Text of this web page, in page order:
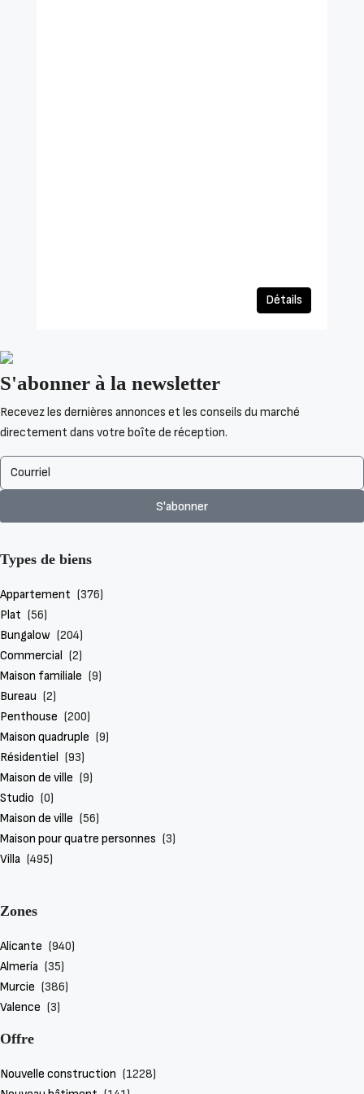
Détails
Hacienda del Alamo, Fuente Álamo
€662,948
3 2 146 m²
Villa à Fuente Álamo N8986
S'abonner à la newsletter
Recevez les dernières annonces et les conseils du marché
directement dans votre boîte de réception.
S'abonner
Types de biens
Appartement (376)
Plat (56)
Bungalow (204)
Commercial (2)
Maison familiale (9)
Bureau (2)
Penthouse (200)
Maison quadruple (9)
Résidentiel (93)
Maison de ville (9)
Studio (0)
Maison de ville (56)
Maison pour quatre personnes (3)
Villa (495)
Zones
Alicante (940)
Almería (35)
Murcie (386)
Valence (3)
Offre
Nouvelle construction (1228)